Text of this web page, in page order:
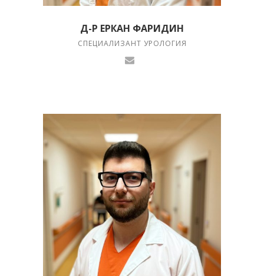
Д-Р ЕРКАН ФАРИДИН
СПЕЦИАЛИЗАНТ УРОЛОГИЯ